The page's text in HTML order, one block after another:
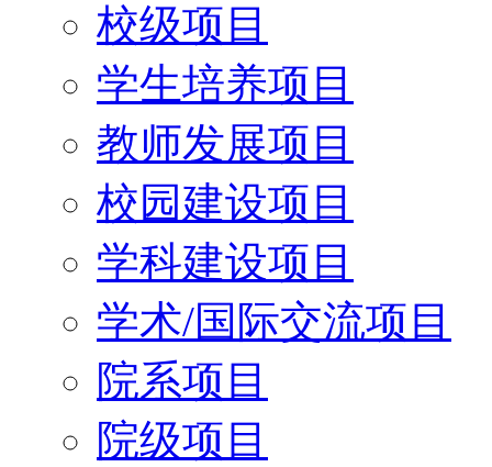
校级项目
学生培养项目
教师发展项目
校园建设项目
学科建设项目
学术/国际交流项目
院系项目
院级项目